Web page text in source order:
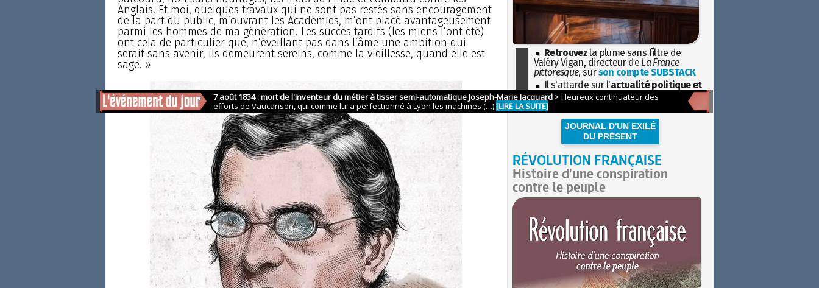
Anglais. Et moi, quelques travaux qui ne sont pas restés sans encouragement
de la part du public, m’ouvrant les Académies, m’ont placé avantageusement
parmi les hommes de ma génération. Les succès tardifs (les miens l’ont été)
ont cela de particulier que, n’éveillant pas dans l’âme une ambition qui
serait sans avenir, ils demeurent sereins, comme la vieillesse, quand elle est
sage. »
Retrouvez la plume sans filtre de
Valéry Vigan, directeur de La France
pittoresque, surson compte SUBSTACK
Il s'attarde sur l'actualité politique et
sociétaleavec la hauteur de vue de
l'Histoire
JOURNAL D'UN EXILÉ
DU PRÉSENT
RÉVOLUTION FRANÇAISE
Histoire d'une conspiration
contre le peuple